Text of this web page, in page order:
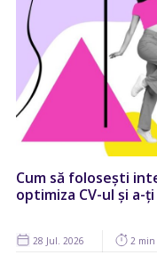
Cum să folosești
optimiza CV-ul și a-
28 Jul. 2026 2 min